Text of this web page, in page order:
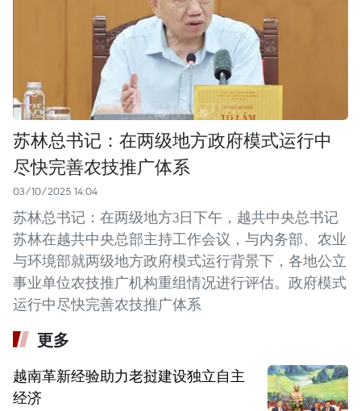
苏林总书记：在两级地方政府模式运行中
尽快完善农技推广体系
03/10/2025 14:04
苏林总书记：在两级地方3日下午，越共中央总书记
苏林在越共中央总部主持工作会议，与内务部、农业
与环境部就两级地方政府模式运行背景下，各地公立
事业单位农技推广机构重组情况进行评估。政府模式
运行中尽快完善农技推广体系
更多
越南革新经验助力老挝建设独立自主
经济